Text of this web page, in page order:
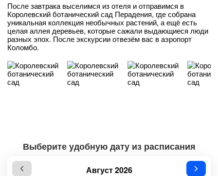
После завтрака выселимся из отеля и отправимся в
Королевский ботанический сад Перадения, где собрана
уникальная коллекция необычных растений, а ещё есть
целая аллея деревьев, которые сажали выдающиеся люди
разных эпох. После экскурсии отвезём вас в аэропорт
Коломбо.
Выберите удобную дату из расписания
Август 2026